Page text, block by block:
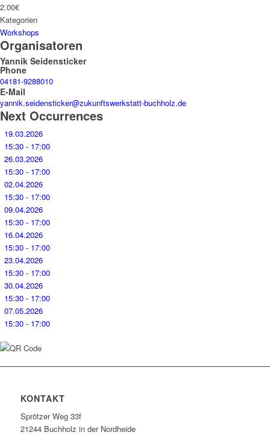
2.00€
Kategorien
Workshops
Organisatoren
Yannik Seidensticker
Phone
04181-9288010
E-Mail
yannik.seidensticker@zukunftswerkstatt-buchholz.de
Next Occurrences
19.03.2026
15:30 - 17:00
26.03.2026
15:30 - 17:00
02.04.2026
15:30 - 17:00
09.04.2026
15:30 - 17:00
16.04.2026
15:30 - 17:00
23.04.2026
15:30 - 17:00
30.04.2026
15:30 - 17:00
07.05.2026
15:30 - 17:00
KONTAKT
Sprötzer Weg 33f
21244 Buchholz in der Nordheide